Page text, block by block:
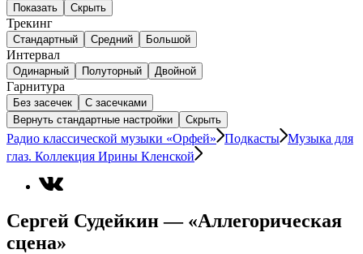
Показать Скрыть
Трекинг
Стандартный Средний Большой
Интервал
Одинарный Полуторный Двойной
Гарнитура
Без засечек
С засечками
Вернуть стандартные настройки
Скрыть
Радио классической музыки «Орфей» Подкасты Музыка для
глаз. Коллекция Ирины Кленской
Сергей Судейкин — «Аллегорическая
сцена»